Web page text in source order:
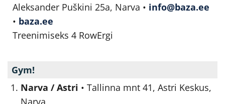
Aleksander Puškini 25a, Narva • info@baza.ee
• baza.ee
Treenimiseks 4 RowErgi
Gym!
Narva / Astri • Tallinna mnt 41, Astri Keskus,